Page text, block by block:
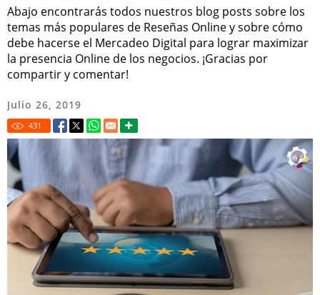
Abajo encontrarás todos nuestros blog posts sobre los
temas más populares de Reseñas Online y sobre cómo
debe hacerse el Mercadeo Digital para lograr maximizar
la presencia Online de los negocios. ¡Gracias por
compartir y comentar!
Julio 26, 2019
431